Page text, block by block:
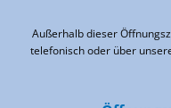
Außerhalb dieser
telefonisch oder über